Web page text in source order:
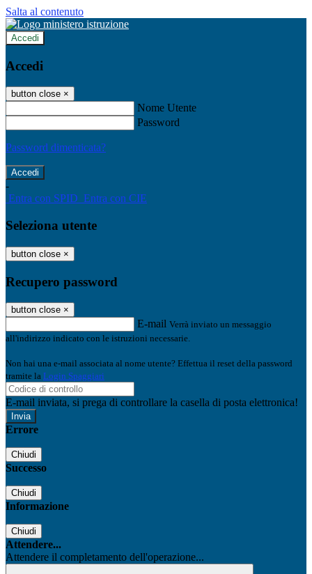
Salta al contenuto
Accedi
Accedi
button close ×
Nome Utente
Password
Password dimenticata?
-
Entra con SPID Entra con CIE
Seleziona utente
button close ×
Recupero password
button close ×
E-mail Verrà inviato un messaggio
all'indirizzo indicato con le istruzioni necessarie.
Non hai una e-mail associata al nome utente? Effettua il reset della password
tramite la Login Spaggiari
E-mail inviata, si prega di controllare la casella di posta elettronica!
Errore
Chiudi
Successo
Chiudi
Informazione
Chiudi
Attendere...
Attendere il completamento dell'operazione...